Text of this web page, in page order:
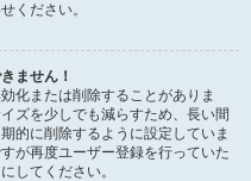
ください。
ません！
化または削除することがありま
ズを少しでも減らすため、長い間
的に削除するように設定していま
が再度ユーザー登録を行っていた
してください。